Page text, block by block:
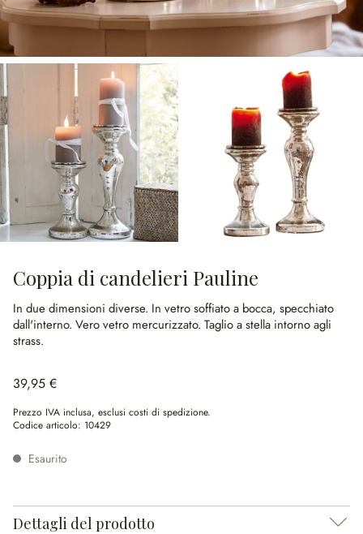
Coppia di candelieri Pauline
In due dimensioni diverse. In vetro soffiato a bocca, specchiato
dall'interno. Vero vetro mercurizzato. Taglio a stella intorno agli
strass.
39,95 €
Prezzo IVA inclusa, esclusi costi di spedizione.
Codice articolo: 10429
Esaurito
Dettagli del prodotto